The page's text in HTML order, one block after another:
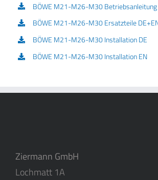
BÖWE M21-M26-M30 Betriebsanleitung
BÖWE M21-M26-M30 Ersatzteile
BÖWE M21-M26-M30 Installation DE
BÖWE M21-M26-M30 Installation EN
Ziermann GmbH
Lochmatt 1A